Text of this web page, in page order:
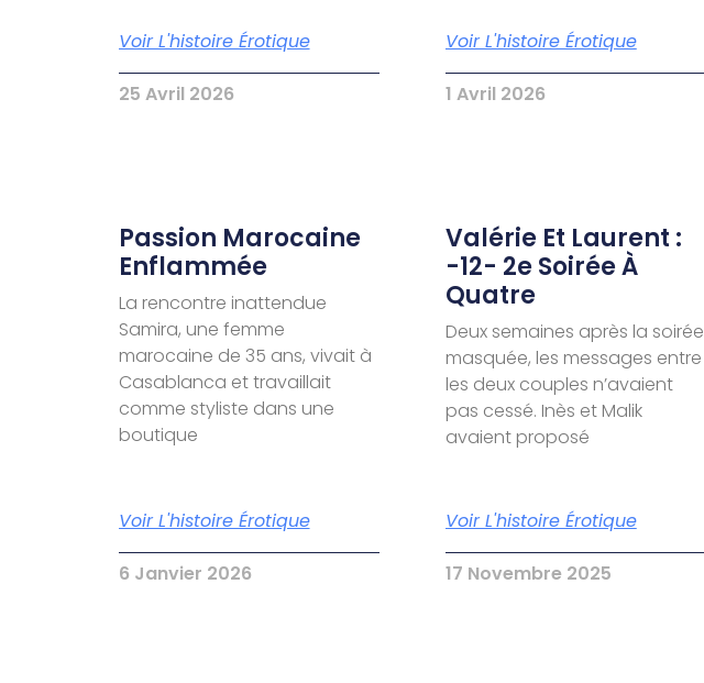
Voir L'histoire Érotique
25 Avril 2026
Voir L'histoire Érotique
1 Avril 2026
Passion Marocaine
Enflammée
La rencontre inattendue
Samira, une femme
marocaine de 35 ans, vivait à
Casablanca et travaillait
comme styliste dans une
boutique
Voir L'histoire Érotique
6 Janvier 2026
Valérie Et Laurent :
-12- 2e Soirée À
Quatre
Deux semaines après la soirée
masquée, les messages entre
les deux couples n’avaient
pas cessé. Inès et Malik
avaient proposé
Voir L'histoire Érotique
17 Novembre 2025